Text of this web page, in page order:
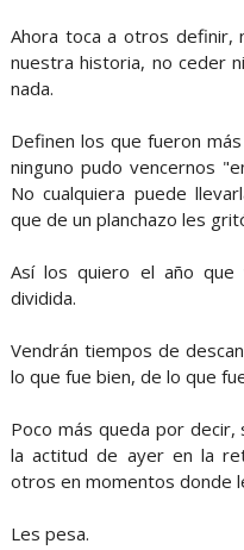
Ahora toca a otros definir,
nuestra historia, no ceder
nada.
Definen los que fueron
ninguno pudo vencernos
No cualquiera puede
que de un planchazo les
Así los quiero el año que
dividida.
Vendrán tiempos de
lo que fue bien, de lo que
Poco más queda por
la actitud de ayer en la
otros en momentos donde
Les pesa.